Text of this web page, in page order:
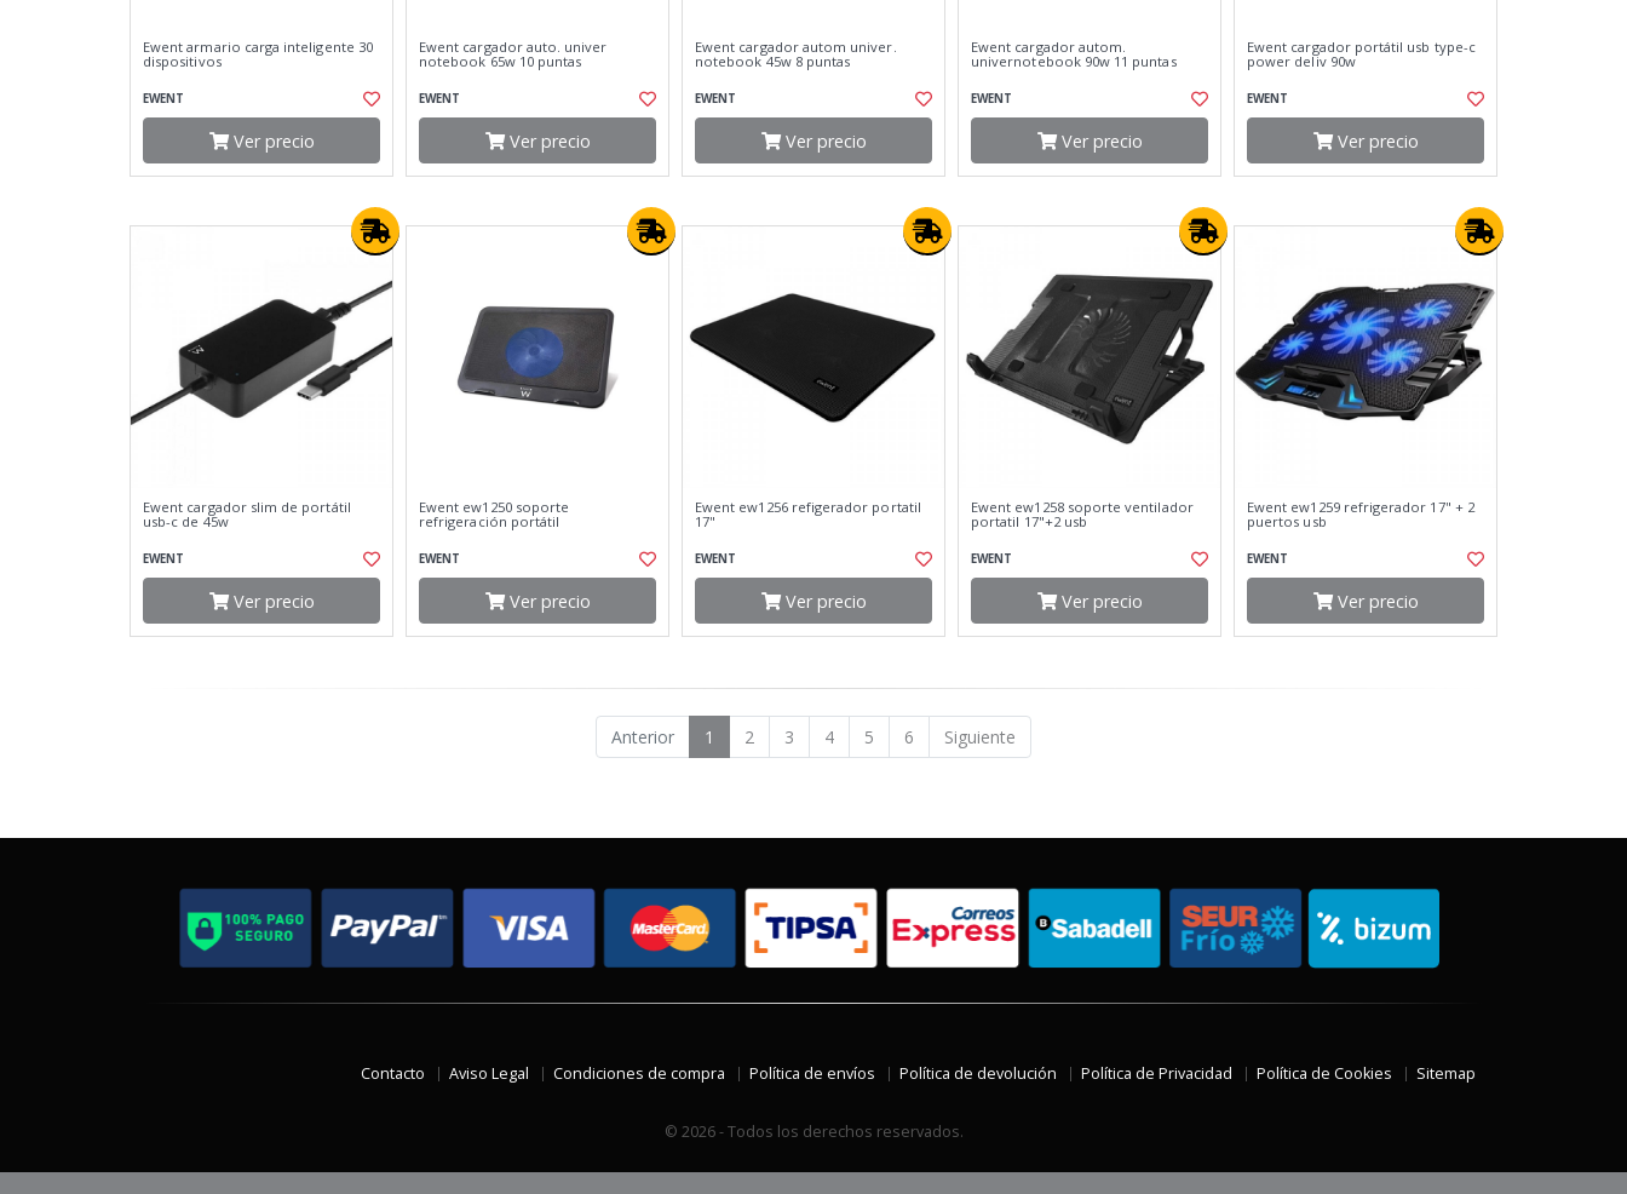
Ewent armario carga inteligente 30
dispositivos
EWENT
Ver precio
Ewent cargador auto. univer
notebook 65w 10 puntas
EWENT
Ver precio
Ewent cargador autom univer.
notebook 45w 8 puntas
EWENT
Ver precio
Ewent cargador autom.
univernotebook 90w 11 puntas
EWENT
Ver precio
Ewent cargador portátil usb type-c
power deliv 90w
EWENT
Ver precio
Ewent cargador slim de portátil
usb-c de 45w
EWENT
Ver precio
Ewent ew1250 soporte
refrigeración portátil
EWENT
Ver precio
Ewent ew1256 refigerador portatil
17"
EWENT
Ver precio
Ewent ew1258 soporte ventilador
portatil 17"+2 usb
EWENT
Ver precio
Ewent ew1259 refrigerador 17" + 2
puertos usb
EWENT
Ver precio
Anterior 1 2 3 4 5 6 Siguiente
Contacto Aviso Legal Condiciones de compra Política de envíos Política de devolución Política de Privacidad Política de Cookies Sitemap
© 2026 - Todos los derechos reservados.